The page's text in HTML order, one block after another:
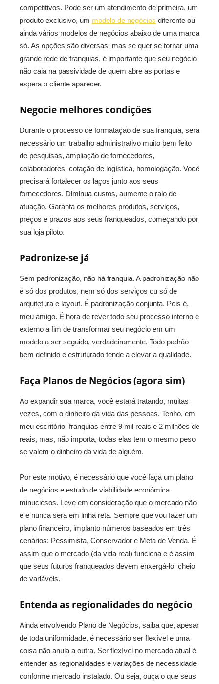
competitivos. Pode ser um atendimento de primeira, um
produto exclusivo, um modelo de negócios diferente ou
ainda vários modelos de negócios abaixo de uma marca
só. As opções são diversas, mas se quer se tornar uma
grande rede de franquias, é importante que seu negócio
não caia na passividade de quem abre as portas e
espera o cliente aparecer.
Negocie melhores condições
Durante o processo de formatação de sua franquia, será
necessário um trabalho administrativo muito bem feito
de pesquisas, ampliação de fornecedores,
colaboradores, cotação de logística, homologação. Você
precisará fortalecer os laços junto aos seus
fornecedores. Diminua custos, aumente o raio de
atuação. Garanta os melhores produtos, serviços,
preços e prazos aos seus franqueados, começando por
sua loja piloto.
Padronize-se já
Sem padronização, não há franquia. A padronização não
é só dos produtos, nem só dos serviços ou só de
arquitetura e layout. É padronização conjunta. Pois é,
meu amigo. É hora de rever todo seu processo interno e
externo a fim de transformar seu negócio em um
modelo a ser seguido, verdadeiramente. Todo padrão
bem definido e estruturado tende a elevar a qualidade.
Faça Planos de Negócios (agora sim)
Ao expandir sua marca, você estará tratando, muitas
vezes, com o dinheiro da vida das pessoas. Tenho, em
meu escritório, franquias entre 9 mil reais e 2 milhões de
reais, mas, não importa, todas elas tem o mesmo peso
se valem o dinheiro da vida de alguém.
Por este motivo, é necessário que você faça um plano
de negócios e estudo de viabilidade econômica
minuciosos. Leve em consideração que o mercado não
é e nunca será em linha reta. Sempre que vou fazer um
plano financeiro, implanto números baseados em três
cenários: Pessimista, Conservador e Meta de Venda. É
assim que o mercado (da vida real) funciona e é assim
que seus futuros franqueados devem enxergá-lo: cheio
de variáveis.
Entenda as regionalidades do negócio
Ainda envolvendo Plano de Negócios, saiba que, apesar
de toda uniformidade, é necessário ser flexível e uma
coisa não anula a outra. Ser flexível no mercado atual é
entender as regionalidades e variações de necessidade
conforme mercado instalado. Ou seja, ouça o que seus